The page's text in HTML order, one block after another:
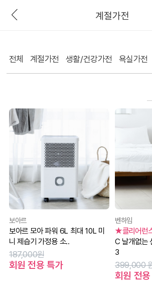
계절가전
전체 계절가전 생활/건강가전 욕실가전
보아르
보아르 모아 파워 6L 최대 10L 미
니 제습기 가정용 소..
187,000원
회원 전용 특가
벤하임
★클리어런
C 날개없는
3
399,000
회원 전